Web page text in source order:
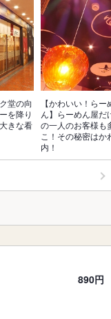
堂の向
を降り
きな看
【かわいい！らー
ん】らーめん屋だ
の一人のお客様も
こ！その秘密はか
内！
890円